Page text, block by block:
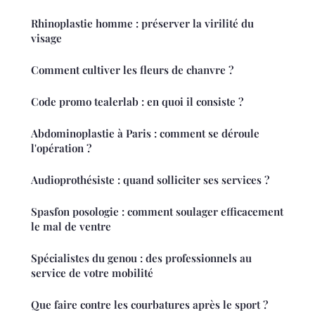
Rhinoplastie homme : préserver la virilité du
visage
Comment cultiver les fleurs de chanvre ?
Code promo tealerlab : en quoi il consiste ?
Abdominoplastie à Paris : comment se déroule
l'opération ?
Audioprothésiste : quand solliciter ses services ?
Spasfon posologie : comment soulager efficacement
le mal de ventre
Spécialistes du genou : des professionnels au
service de votre mobilité
Que faire contre les courbatures après le sport ?